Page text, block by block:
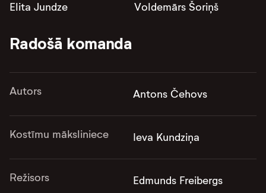
Elita Jundze Voldemārs Šoriņš
Radošā komanda
Autors Antons Čehovs
Kostīmu māksliniece Ieva Kundziņa
Režisors Edmunds Freibergs